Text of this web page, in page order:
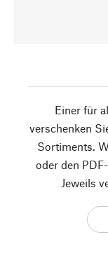
Einer für
verschenken
Sortiments.
oder den
Jeweils